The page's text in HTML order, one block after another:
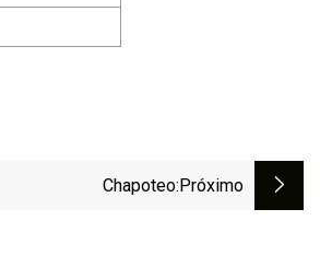
Chapoteo:próximo